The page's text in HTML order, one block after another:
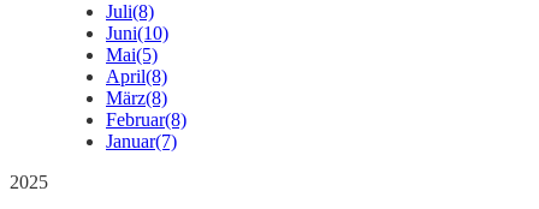
Juli(8)
Juni(10)
Mai(5)
April(8)
März(8)
Februar(8)
Januar(7)
2025